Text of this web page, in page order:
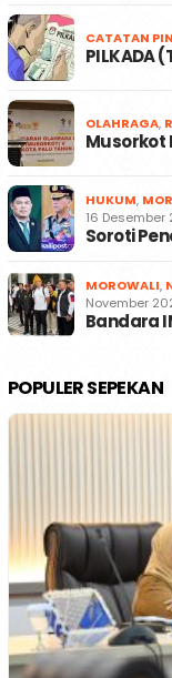
CATATAN
PILKADA
OLAHRAGA,
Musorkot
HUKUM,
16 Desember
Soroti
MOROWALI,
November
Bandara
POPULER SEPEKAN